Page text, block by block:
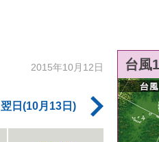
2015年10月12日
翌日(10月13日)
台風